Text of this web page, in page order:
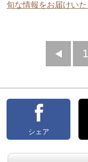
旬な情報をお届けいた
前
1
シェア